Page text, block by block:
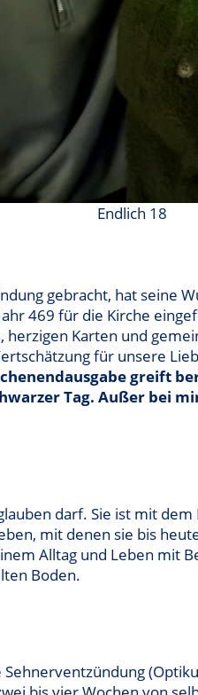
Endlich 18
gebracht, hat seine
469 für die Kirche
Karten und
für unsere
greift
Tag. Außer bei
darf. Sie ist mit
mit denen sie bis
Alltag und Leben mit
Boden.